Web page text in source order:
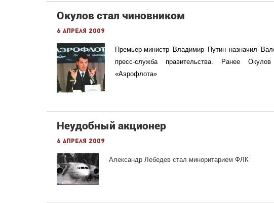
Окулов стал чиновником
6 апреля 2009
Премьер-министр Владимир Путин назначил
пресс-служба правительства. Ранее
«Аэрофлота»
Неудобный акционер
6 апреля 2009
Александр Лебедев стал миноритарием ФЛК